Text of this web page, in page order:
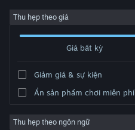
Đăng nhập
Cộng đồng
Thông tin
Thu hẹp theo giá
Giá bất kỳ
Giảm giá & sự kiện
Ẩn sản phẩm chơi miễn phí
Thu hẹp theo ngôn ngữ
Nhà phát triển: SyntheticD